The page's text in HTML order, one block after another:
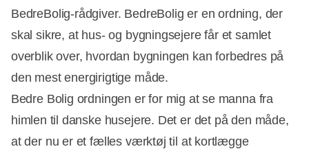
BedreBolig-rådgiver. BedreBolig er en ordning, der
skal sikre, at hus- og bygningsejere får et samlet
overblik over, hvordan bygningen kan forbedres på
den mest energirigtige måde.
Bedre Bolig ordningen er for mig at se manna fra
himlen til danske husejere. Det er det på den måde,
at der nu er et fælles værktøj til at kortlægge